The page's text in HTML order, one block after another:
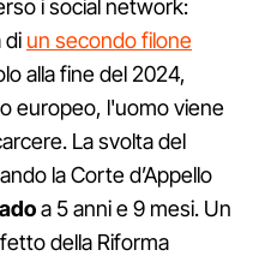
i social network:
di un secondo filone
alla fine del 2024,
europeo, l'uomo viene
La svolta del
la Corte d’Appello
a 5 anni e 9 mesi. Un
della Riforma